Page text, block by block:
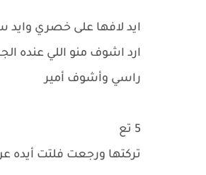
ايد لافها على خصري وايد
ارد اشوف منو اللي عنده
راسي وأشوف أمير
5 تع
تركتها ورجعت فلتت أيده